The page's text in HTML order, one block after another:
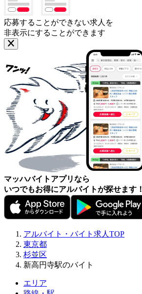
応募することができない求人を
非表示にすることができます
マッハバイトアプリなら
いつでもお得にアルバイトが探せます！
アルバイト・バイト求人TOP
東京都
杉並区
新高円寺駅のバイト
エリア